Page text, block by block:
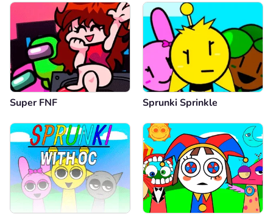
Super FNF Sprunki Sprinkle